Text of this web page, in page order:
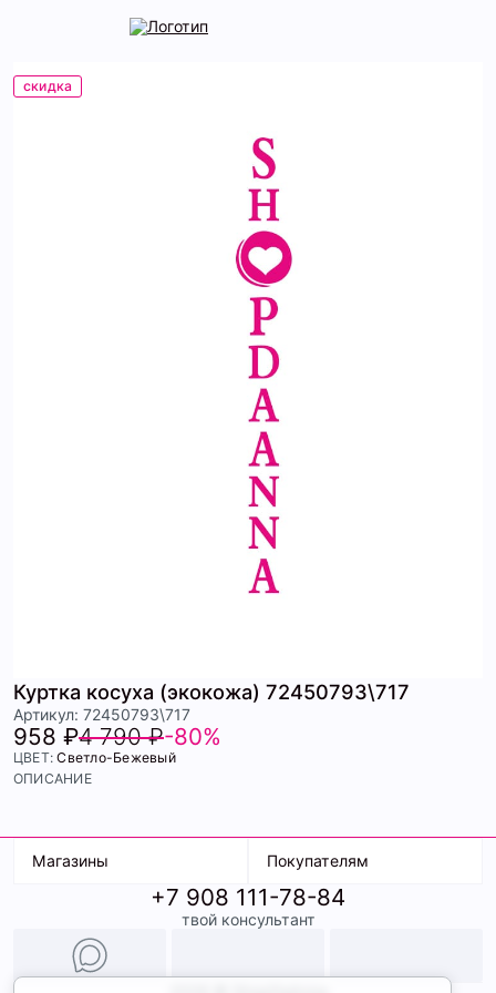
скидка
Куртка косуха (экокожа) 72450793\717
Артикул: 72450793\717
958 ₽4 790 ₽-80%
ЦВЕТ:Светло-Бежевый
ОПИСАНИЕ
Магазины
ТК Терминал
ТРК Континент
Покупателям
Доставка
Условия оплаты
Образы
+7 908 111-78-84
твой консультант